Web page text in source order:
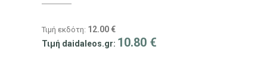
Τιμή εκδότη: 12.00 €
Τιμή daidaleos.gr: 10.80 €